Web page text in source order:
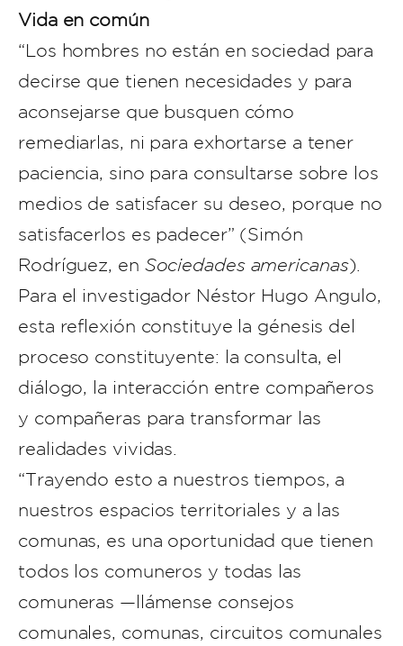
Vida en común
“Los hombres no están en sociedad para
decirse que tienen necesidades y para
aconsejarse que busquen cómo
remediarlas, ni para exhortarse a tener
paciencia, sino para consultarse sobre los
medios de satisfacer su deseo, porque no
satisfacerlos es padecer” (Simón
Rodríguez, en Sociedades americanas).
Para el investigador Néstor Hugo Angulo,
esta reflexión constituye la génesis del
proceso constituyente: la consulta, el
diálogo, la interacción entre compañeros
y compañeras para transformar las
realidades vividas.
“Trayendo esto a nuestros tiempos, a
nuestros espacios territoriales y a las
comunas, es una oportunidad que tienen
todos los comuneros y todas las
comuneras —llámense consejos
comunales, comunas, circuitos comunales